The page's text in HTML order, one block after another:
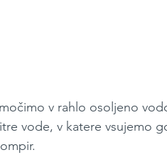
v rahlo osoljeno
vode, v katere vsujemo